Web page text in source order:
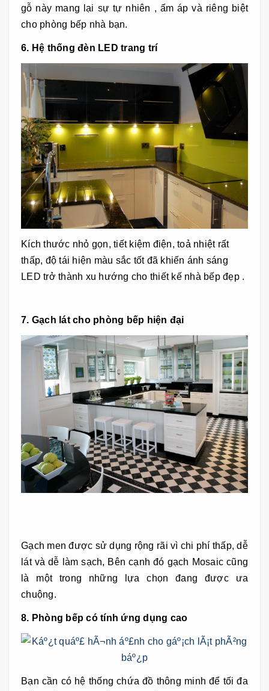
gỗ này mang lại sự tự nhiên , ấm áp và riêng biệt
cho phòng bếp nhà bạn.
6. Hệ thống đèn LED trang trí
Kích thước nhỏ gọn, tiết kiệm điện, toả nhiệt rất
thấp, độ tái hiện màu sắc tốt đã khiến ánh sáng
LED trở thành xu hướng cho thiết kế nhà bếp đẹp .
7. Gạch lát cho phòng bếp hiện đại
Gạch men được sử dụng rộng rãi vì chi phí thấp, dễ
lát và dễ làm sạch, Bên cạnh đó gạch Mosaic cũng
là một trong những lựa chọn đang được ưa
chuộng.
8. Phòng bếp có tính ứng dụng cao
Bạn cần có hệ thống chứa đồ thông minh để tối đa